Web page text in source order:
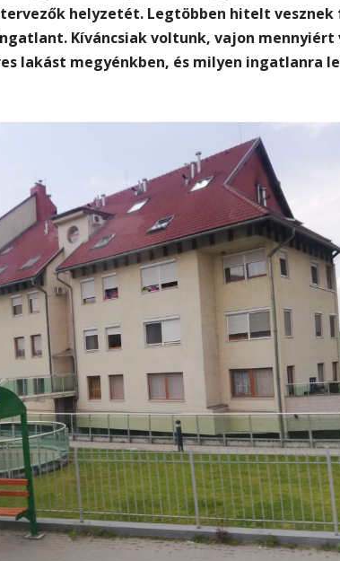
helyzetét. Legtöbben hitelt vesznek
Kíváncsiak voltunk, vajon mennyiért
lakást megyénkben, és milyen ingatlanra